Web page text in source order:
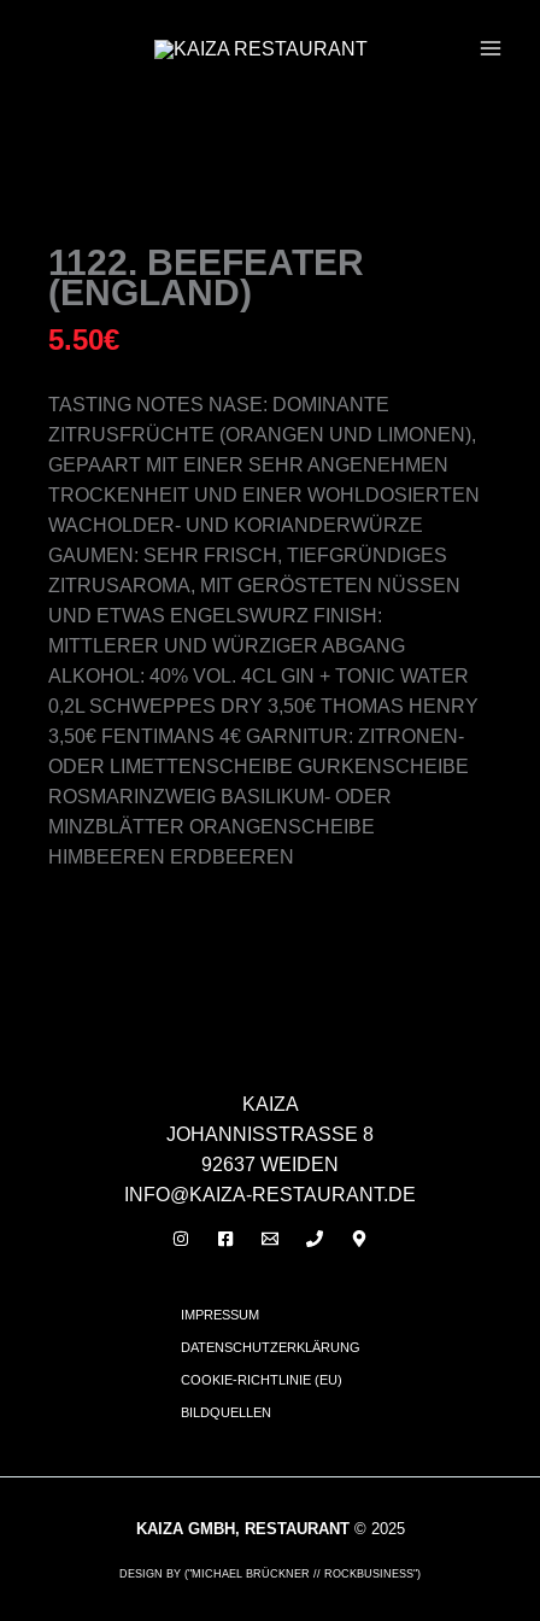
1122. BEEFEATER
(ENGLAND)
5.50€
TASTING NOTES NASE: DOMINANTE
ZITRUSFRÜCHTE (ORANGEN UND LIMONEN),
GEPAART MIT EINER SEHR ANGENEHMEN
TROCKENHEIT UND EINER WOHLDOSIERTEN
WACHOLDER- UND KORIANDERWÜRZE
GAUMEN: SEHR FRISCH, TIEFGRÜNDIGES
ZITRUSAROMA, MIT GERÖSTETEN NÜSSEN
UND ETWAS ENGELSWURZ FINISH:
MITTLERER UND WÜRZIGER ABGANG
ALKOHOL: 40% VOL. 4CL GIN + TONIC WATER
0,2L SCHWEPPES DRY 3,50€ THOMAS HENRY
3,50€ FENTIMANS 4€ GARNITUR: ZITRONEN-
ODER LIMETTENSCHEIBE GURKENSCHEIBE
ROSMARINZWEIG BASILIKUM- ODER
MINZBLÄTTER ORANGENSCHEIBE
HIMBEEREN ERDBEEREN
KAIZA
JOHANNISSTRASSE 8
92637 WEIDEN
INFO@KAIZA-RESTAURANT.DE
IMPRESSUM
DATENSCHUTZERKLÄRUNG
COOKIE-RICHTLINIE (EU)
BILDQUELLEN
KAIZA GMBH, RESTAURANT© 2025
DESIGN BY ("MICHAEL BRÜCKNER // ROCKBUSINESS")